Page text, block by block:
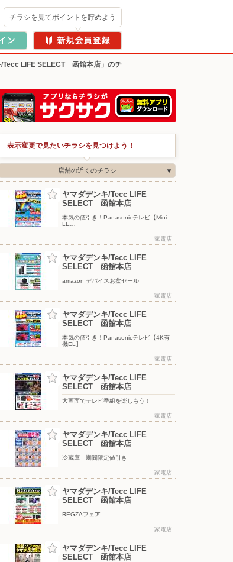
チラシを見てポイントを貯めよう
/Tecc LIFE SELECT 函館本店」のチ
表示変更で見たいチラシを見つけよう！
店舗の近くのチラシ
ヤマダデンキ/Tecc LIFE
SELECT 函館本店
本気の値引き！Panasonicテレビ【Mini
LE…
家電店
ヤマダデンキ/Tecc LIFE
SELECT 函館本店
amazon デバイスお盆セール
家電店
ヤマダデンキ/Tecc LIFE
SELECT 函館本店
本気の値引き！Panasonicテレビ【4K有
機EL】
家電店
ヤマダデンキ/Tecc LIFE
SELECT 函館本店
大画面でテレビ番組を楽しもう！
家電店
ヤマダデンキ/Tecc LIFE
SELECT 函館本店
冷蔵庫 期間限定値引き
家電店
ヤマダデンキ/Tecc LIFE
SELECT 函館本店
REGZAフェア
家電店
ヤマダデンキ/Tecc LIFE
SELECT 函館本店